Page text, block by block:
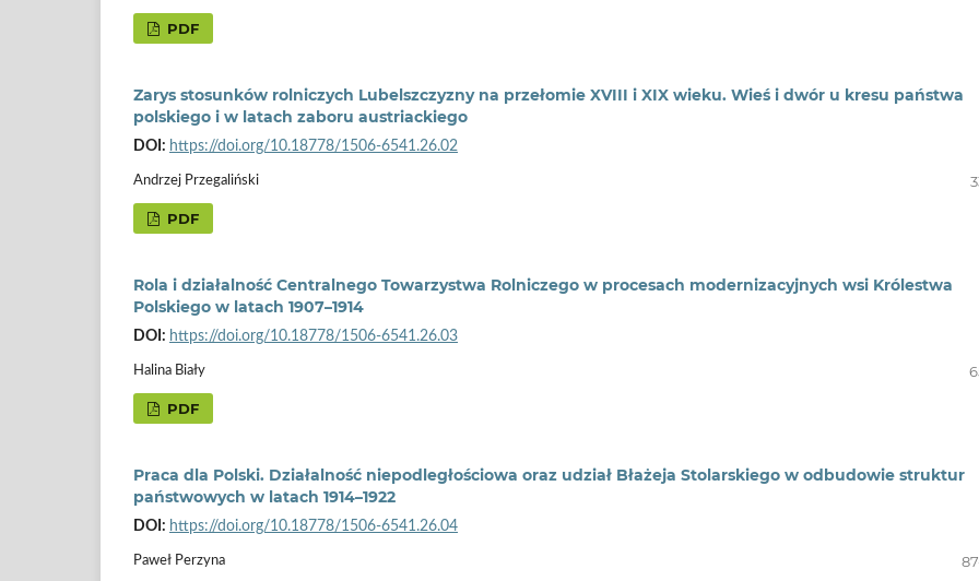
PDF
Zarys stosunków rolniczych Lubelszczyzny na przełomie XVIII i XIX wieku. Wieś i dwór u kresu państwa
polskiego i w latach zaboru austriackiego
DOI: https://doi.org/10.18778/1506-6541.26.02
Andrzej Przegaliński
PDF
Rola i działalność Centralnego Towarzystwa Rolniczego w procesach modernizacyjnych wsi Królestwa
Polskiego w latach 1907–1914
DOI: https://doi.org/10.18778/1506-6541.26.03
Halina Biały
PDF
Praca dla Polski. Działalność niepodległościowa oraz udział Błażeja Stolarskiego w odbudowie struktur
państwowych w latach 1914–1922
DOI: https://doi.org/10.18778/1506-6541.26.04
Paweł Perzyna